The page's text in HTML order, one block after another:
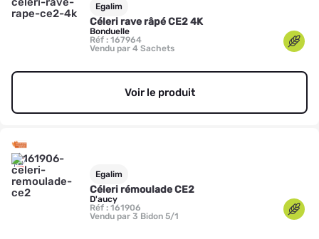
Egalim
Céleri rave râpé CE2 4K
Bonduelle
Réf : 167964
Vendu par 4 Sachets
Voir le produit
Egalim
Céleri rémoulade CE2
D'aucy
Réf : 161906
Vendu par 3 Bidon 5/1